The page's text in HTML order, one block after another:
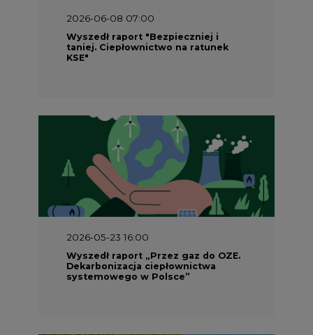
2026-05-23 16:00
Wyszedł raport „Przez gaz do OZE.
Dekarbonizacja ciepłownictwa
systemowego w Polsce”